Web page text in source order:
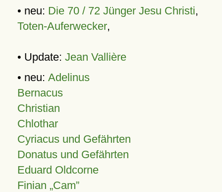
• neu: Die 70 / 72 Jünger Jesu Christi,
Toten-Auferwecker,
• Update: Jean Vallière
• neu: Adelinus
Bernacus
Christian
Chlothar
Cyriacus und Gefährten
Donatus und Gefährten
Eduard Oldcorne
Finian Cam